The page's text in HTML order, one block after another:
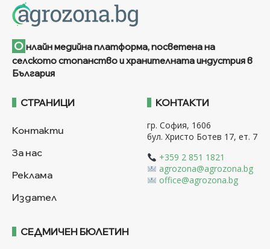
О нлайн медийна платформа, посветена на
селското стопанство и хранителната индустрия в
България
СТРАНИЦИ
Контакти
За нас
Реклама
Издател
КОНТАКТИ
гр. София, 1606
бул. Христо Ботев 17, ет. 7
+359 2 851 1821
agrozona@agrozona.bg
office@agrozona.bg
СЕДМИЧЕН БЮЛЕТИН